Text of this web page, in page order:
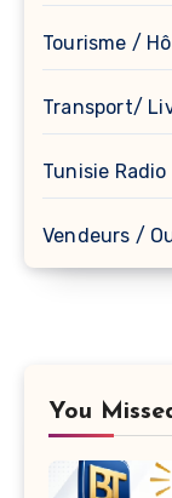
Tourisme /
Transport/
Tunisie Radio
Vendeurs /
You